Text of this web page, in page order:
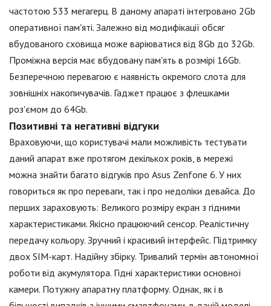
частотою 533 мегагерц. В даному апараті інтегровано 2Gb
оперативної пам'яті. Залежно від модифікації обсяг
вбудованого сховища може варіюватися від 8Gb до 32Gb.
Проміжна версія має вбудовану пам'ять в розмірі 16Gb.
Безперечною перевагою є наявність окремого слота для
зовнішніх накопичувачів. Гаджет працює з флешками
роз'ємом до 64Gb.
Позитивні та негативні відгуки
Враховуючи, що користувачі мали можливість тестувати
даний апарат вже протягом декількох років, в мережі
можна знайти багато відгуків про Asus Zenfone 6. У них
говориться як про переваги, так і про недоліки девайса. До
перших зараховують: Великого розміру екран з гідними
характеристиками. Якісно працюючий сенсор. Реалістичну
передачу кольору. Зручний і красивий інтерфейс. Підтримку
двох SIM-карт. Надійну збірку. Тривалий термін автономної
роботи від акумулятора. Гідні характеристики основної
камери. Потужну апаратну платформу. Однак, як і в